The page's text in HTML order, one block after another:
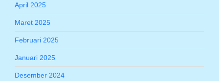
April 2025
Maret 2025
Februari 2025
Januari 2025
Desember 2024